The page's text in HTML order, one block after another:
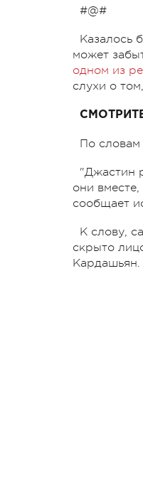
#@#
Казалось
может
одном из
слухи о
По
"Джастин
они
сообщает
К слову,
скрыто
Кардашьян.